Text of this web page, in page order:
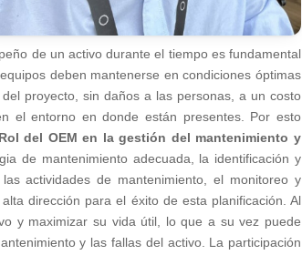
de un activo durante el tiempo es fundamental
deben mantenerse en condiciones óptimas
proyecto, sin daños a las personas, a un costo
el entorno en donde están presentes. Por esto
Rol del OEM en la gestión del mantenimiento y
de mantenimiento adecuada, la identificación y
actividades de mantenimiento, el monitoreo y
dirección para el éxito de esta planificación. Al
y maximizar su vida útil, lo que a su vez puede
y las fallas del activo. La participación